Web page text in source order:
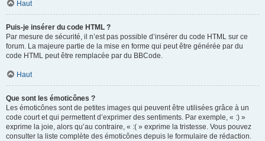
Haut
Puis-je insérer du code HTML ?
Par mesure de sécurité, il n’est pas possible d’insérer du code HTML sur ce
forum. La majeure partie de la mise en forme qui peut être générée par du
code HTML peut être remplacée par du BBCode.
Haut
Que sont les émoticônes ?
Les émoticônes sont de petites images qui peuvent être utilisées grâce à un
code court et qui permettent d’exprimer des sentiments. Par exemple, « :) »
exprime la joie, alors qu’au contraire, « :( » exprime la tristesse. Vous pouvez
consulter la liste complète des émoticônes depuis le formulaire de rédaction.